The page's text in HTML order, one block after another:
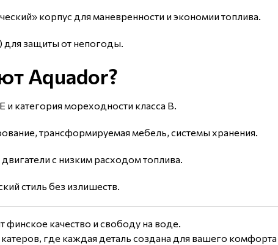
корпус для маневренности и экономии топлива.
защиты от непогоды.
Aquador?
и категория мореходности класса B.
трансформируемая мебель, системы хранения.
с низким расходом топлива.
стиль без излишеств.
финское качество и свободу на воде.
где каждая деталь создана для вашего комфорта